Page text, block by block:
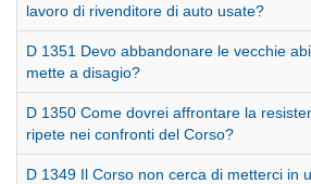
lavoro di rivenditore di auto usate?
D 1351 Devo abbandonare le vecchie
mette a disagio?
D 1350 Come dovrei affrontare la
ripete nei confronti del Corso?
D 1349 Il Corso non cerca di metterci in